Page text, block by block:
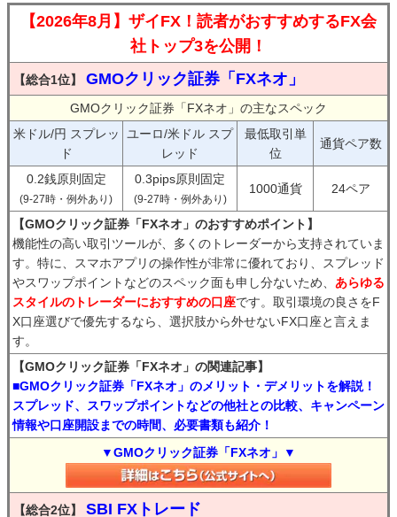
【2026年8月】ザイFX！読者がおすすめするFX会
社トップ3を公開！
【総合1位】 GMOクリック証券「FXネオ」
GMOクリック証券「FXネオ」の主なスペック
米ドル/円 スプレッ
ド
ユーロ/米ドル スプ
レッド
最低取引単
位
通貨ペア数
0.2銭原則固定
(9-27時・例外あり)
0.3pips原則固定
(9-27時・例外あり)
1000通貨 24ペア
【GMOクリック証券「FXネオ」のおすすめポイント】
機能性の高い取引ツールが、多くのトレーダーから支持されていま
す。特に、スマホアプリの操作性が非常に優れており、スプレッド
やスワップポイントなどのスペック面も申し分ないため、 あらゆる
スタイルのトレーダーにおすすめの口座です。取引環境の良さをF
X口座選びで優先するなら、選択肢から外せないFX口座と言えま
す。
【GMOクリック証券「FXネオ」の関連記事】
■GMOクリック証券「FXネオ」のメリット・デメリットを解説！
スプレッド、スワップポイントなどの他社との比較、キャンペーン
情報や口座開設までの時間、必要書類も紹介！
▼GMOクリック証券「FXネオ」▼
【総合2位】 SBI FXトレード